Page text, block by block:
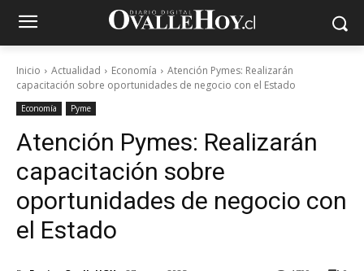
Inicio Actualidad Economía
Atención Pymes: Realizarán
capacitación sobre oportunidades de negocio con el Estado
Economía Pyme
Atención Pymes: Realizarán
capacitación sobre
oportunidades de negocio con
el Estado